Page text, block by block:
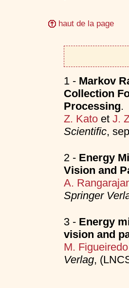
haut de la page
1 - Markov
Collection
Processing.
Z. Katoet J.
Scientific,
2 - Energy
Vision and
A.
Springer
3 - Energy
vision and
M. Figueiredo
Verlag,